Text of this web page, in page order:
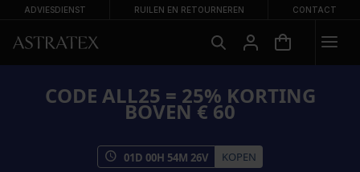
ADVIESDIENST RUILEN EN RETOURNEREN CONTACT
CODE ALL25 = 25% KORTING
BOVEN € 60
01D 00H 54M 25V KOPEN